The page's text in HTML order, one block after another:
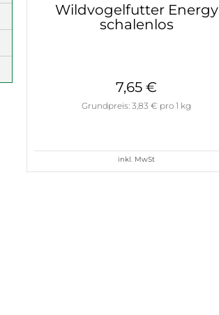
Wildvogelfutter Energy
schalenlos
7,65 €
Grundpreis: 3,83 € pro 1 kg
inkl. MwSt